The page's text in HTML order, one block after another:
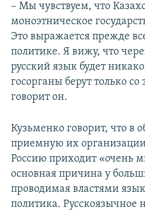
– Мы чувствуем, что
моноэтническое
Это выражается прежде
политике. Я вижу, что
русский язык будет
госорганы берут только
говорит он.
Кузьменко говорит, что в
приемную их организации
Россию приходит «очень
основная причина у
проводимая властями
политика. Русскоязычное